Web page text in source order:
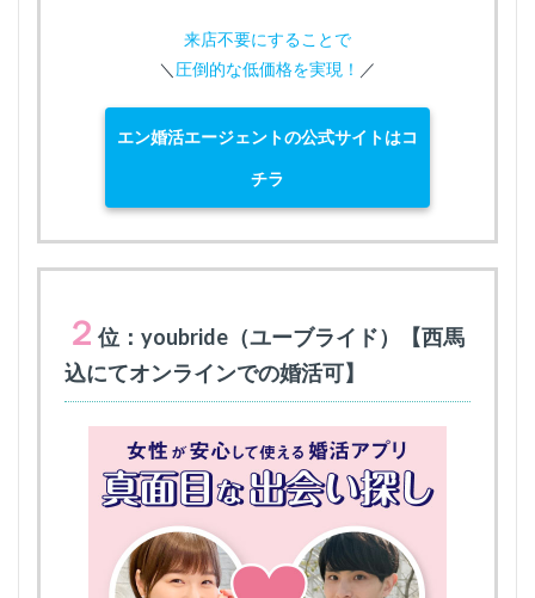
来店不要にすることで
＼ 圧倒的な低価格を実現！ ／
エン婚活エージェントの公式サイトはコ
チラ
２ 位：youbride（ユーブライド）【西馬
込にてオンラインでの婚活可】